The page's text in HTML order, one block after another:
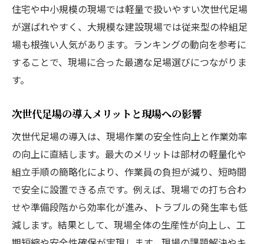
住宅や中小規模の現場では軽量で扱いやすい次世代足場
が選ばれやすく、大規模な建設現場では従来型の枠組足
場も根強い人気があります。ランキングの動向を参考に
することで、現場に合った最適な足場選びにつながりま
す。
次世代足場の導入メリットと現場への影響
次世代足場の導入は、現場作業の安全性向上と作業効率
の向上に直結します。最大のメリットは部材の軽量化や
組立手順の簡略化により、作業員の負担が減り、短時間
で安全に設置できる点です。例えば、現場での打ち合わ
せや準備段階から効率化が進み、トラブルの発生率も低
減します。結果として、現場全体の生産性が向上し、工